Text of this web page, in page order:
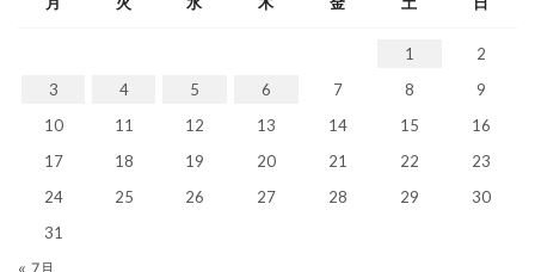
1
2
3
4 5 6 7 8
9
10
11 12 13 14 15
16
17
18 19 20 21 22
23
24
25 26 27 28 29
30
31